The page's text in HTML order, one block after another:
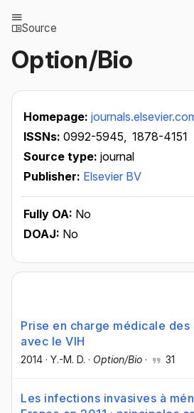
Source
Option/Bio
Homepage:
ISSNs: 0992-5945, 1878-4151
Source type: journal
Publisher: Elsevier BV
Fully OA: No
DOAJ: No
Prise en charge médicale
avec le VIH
2014 · Y.-M. D. · Option/Bio · 31
Les infections invasives à